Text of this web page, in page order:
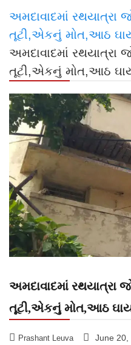
અમદાવાદમાં રથયાત્રા
તૂટી,એકનું મોત,આઠ
અમદાવાદમાં રથયાત્રા
તૂટી,એકનું મોત,આઠ
અમદાવાદમાં રથયાત્રા
તૂટી,એકનું મોત,આઠ
Prashant Leuva June 20,